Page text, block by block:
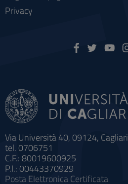
Via Università 40, 09124, Cagliari
tel. 0706751
C.F.: 80019600925
P.I.: 00443370929
Posta Elettronica Certificata
Privacy